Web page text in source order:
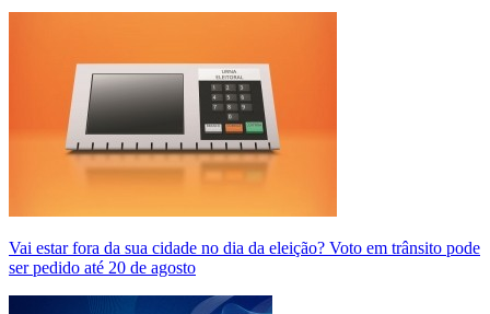
Vai estar fora da sua cidade no dia da eleição? Voto em trânsito pode
ser pedido até 20 de agosto